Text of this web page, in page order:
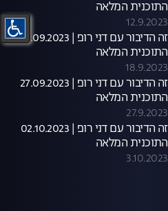
התוכנית המלאה
12.9.2023
זה הדיבור עם דני רופ | 18.09.2023
התוכנית המלאה
18.9.2023
זה הדיבור עם דני רופ | 27.09.2023
התוכנית המלאה
27.9.2023
זה הדיבור עם דני רופ | 02.10.2023
התוכנית המלאה
3.10.2023